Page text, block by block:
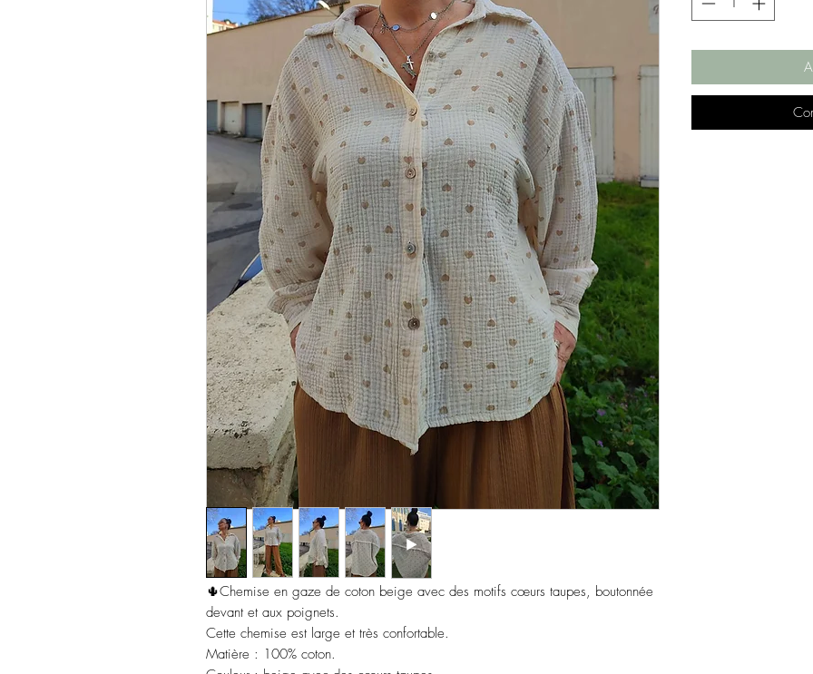
🌵Chemise en gaze de coton beige avec des motifs cœurs taupes, boutonnée
devant et aux poignets.
Cette chemise est large et très confortable.
Matière : 100% coton.